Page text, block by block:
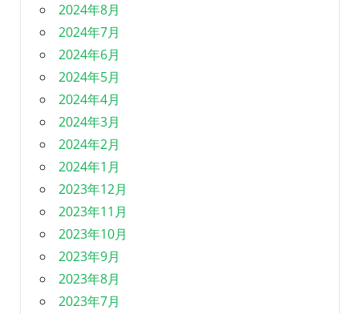
2024年8月
2024年7月
2024年6月
2024年5月
2024年4月
2024年3月
2024年2月
2024年1月
2023年12月
2023年11月
2023年10月
2023年9月
2023年8月
2023年7月